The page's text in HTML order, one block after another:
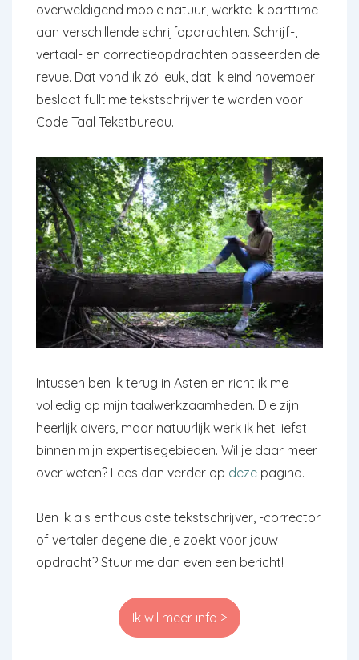
overweldigend mooie natuur, werkte ik parttime
aan verschillende schrijfopdrachten. Schrijf-,
vertaal- en correctieopdrachten passeerden de
revue. Dat vond ik zó leuk, dat ik eind november
besloot fulltime tekstschrijver te worden voor
Code Taal Tekstbureau.
Intussen ben ik terug in Asten en richt ik me
volledig op mijn taalwerkzaamheden. Die zijn
heerlijk divers, maar natuurlijk werk ik het liefst
binnen mijn expertisegebieden. Wil je daar meer
over weten? Lees dan verder op deze pagina.
Ben ik als enthousiaste tekstschrijver, -corrector
of vertaler degene die je zoekt voor jouw
opdracht? Stuur me dan even een bericht!
Ik wil meer info >